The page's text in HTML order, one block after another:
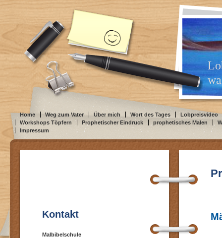
Home Weg zum Vater Über mich Wort des Tages
Lobpreisvideo
Workshops Töpfern
Prophetischer Eindruck prophetisches Malen
Impressum
Kontakt
Malbibelschule